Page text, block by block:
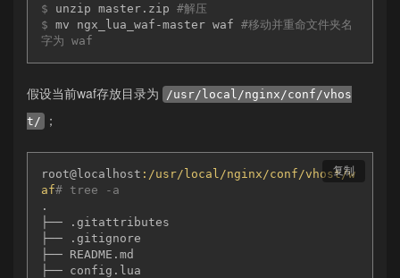
$ unzip master.zip #解压
$ mv ngx_lua_waf-master waf #移动并重命文件夹名
字为 waf
假设当前waf存放目录为
/usr/local/nginx/conf/vhos
t/
；
root@localhost :/usr/local/nginx/conf/vhost/w
af# tree -a
.
├── .gitattributes
├── .gitignore
├── README.md
├── config.lua
复制